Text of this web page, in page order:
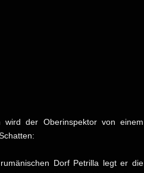
der Oberinspektor von einem
Dorf Petrilla legt er die